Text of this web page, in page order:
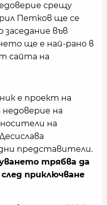
срещу
Петков ще се
заседание във
ще е най-рано в
сайта на
е проект на
недоверие на
на
представители.
трябва да
приключване